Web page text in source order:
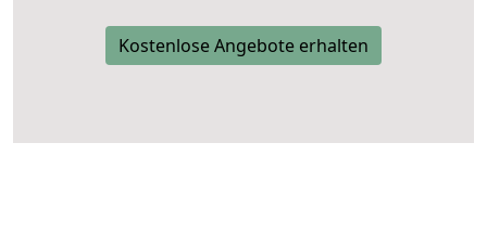
Kostenlose Angebote erhalten